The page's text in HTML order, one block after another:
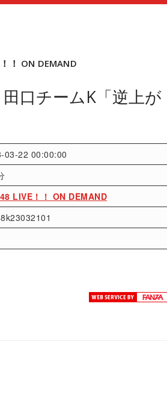
！ ON DEMAND
口チームK「逆上が
03-22 00:00:00
LIVE！！ ON DEMAND